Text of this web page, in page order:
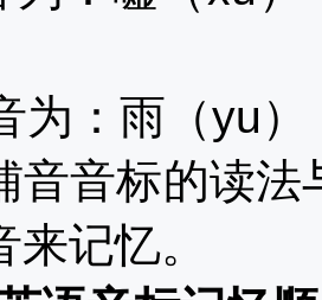
：雨（yu）
音音标的读
记忆。